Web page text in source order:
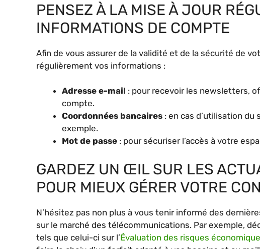
PENSEZ À LA MISE À JOUR
INFORMATIONS DE COMPTE
Afin de vous assurer de la validité et de la sécurité de
régulièrement vos informations :
Adresse e-mail : pour recevoir les newsletters,
compte.
Coordonnées bancaires : en cas d’utilisation
exemple.
Mot de passe : pour sécuriser l’accès à votre
GARDEZ UN ŒIL SUR LES
POUR MIEUX GÉRER VOTRE
N’hésitez pas non plus à vous tenir informé des
sur le marché des télécommunications. Par exemple,
tels que celui-ci sur l’Évaluation des risques